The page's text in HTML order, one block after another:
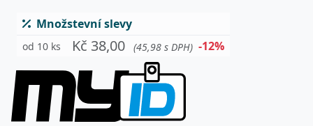
Množstevní slevy
od 10 ks Kč 38,00 (45,98 s DPH) -12%
do 30 listů, 200ks - černá